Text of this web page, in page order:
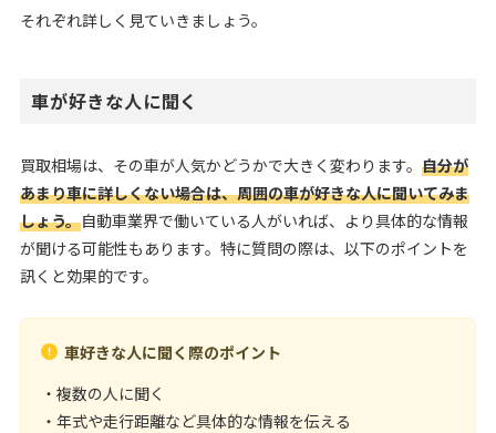
それぞれ詳しく見ていきましょう。
車が好きな人に聞く
買取相場は、その車が人気かどうかで大きく変わります。 自分が
あまり車に詳しくない場合は、周囲の車が好きな人に聞いてみま
しょう。自動車業界で働いている人がいれば、より具体的な情報
が聞ける可能性もあります。特に質問の際は、以下のポイントを
訊くと効果的です。
車好きな人に聞く際のポイント
・複数の人に聞く
・年式や走行距離など具体的な情報を伝える